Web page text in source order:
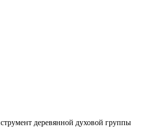
деревянной духовой группы